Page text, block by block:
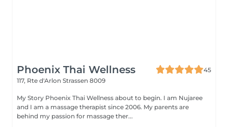
Phoenix Thai Wellness
45
117, Rte d'Arlon Strassen 8009
My Story Phoenix Thai Wellness about to begin. I am Nujaree
and I am a massage therapist since 2006. My parents are
behind my passion for massage ther...